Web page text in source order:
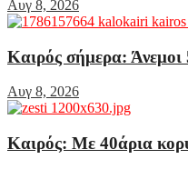
Αυγ 8, 2026
Καιρός σήμερα:
Αυγ 8, 2026
Καιρός: Με 40άρια